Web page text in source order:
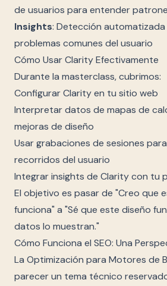
de usuarios para entender
Insights: Detección
problemas comunes del usuario
Cómo Usar Clarity Efectivamente
Durante la masterclass, cubrimos:
Configurar Clarity en tu sitio web
Interpretar datos de mapas de
mejoras de diseño
Usar grabaciones de sesiones
recorridos del usuario
Integrar insights de Clarity con tu
El objetivo es pasar de "Creo que
funciona" a "Sé que este diseño
datos lo muestran."
Cómo Funciona el SEO: Una
La Optimización para Motores de
parecer un tema técnico